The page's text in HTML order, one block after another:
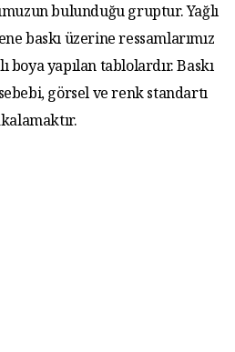
bulunduğu gruptur. Yağlı
baskı üzerine ressamlarımız
boya yapılan tablolardır. Baskı
görsel ve renk standartı